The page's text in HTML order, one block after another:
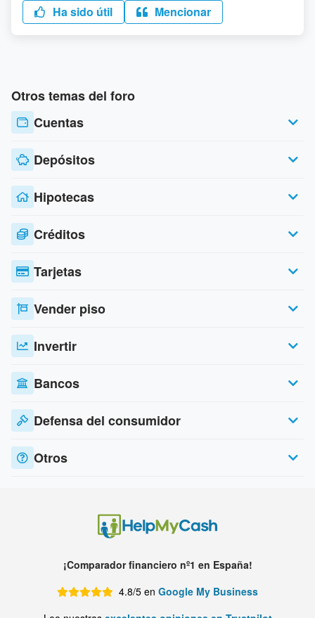
Ha sido útil Mencionar
Otros temas del foro
Cuentas
Depósitos
Hipotecas
Créditos
Tarjetas
Vender piso
Invertir
Bancos
Defensa del consumidor
Otros
¡Comparador financiero nº1 en España!
4.8/5 en Google My Business